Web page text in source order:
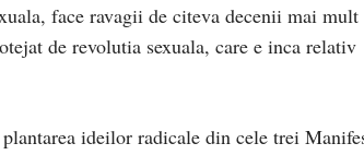
face ravagii de citeva decenii mai
de revolutia sexuala, care e inca relativ
ideilor radicale din cele trei